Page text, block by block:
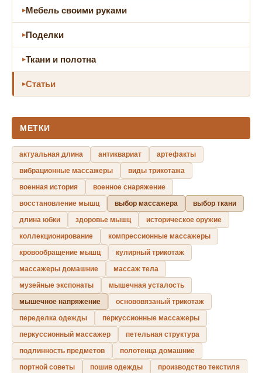
Мебель своими руками
Поделки
Ткани и полотна
Статьи
МЕТКИ
актуальная длина антиквариат
артефакты
вибрационные массажеры
виды трикотажа
военная история
военное снаряжение
восстановление мышц
выбор массажера
выбор ткани
длина юбки
здоровье мышц
историческое оружие
коллекционирование
компрессионные массажеры
кровообращение мышц
кулирный трикотаж
массажеры домашние
массаж тела
музейные экспонаты
мышечная усталость
мышечное напряжение
основовязаный трикотаж
переделка одежды
перкуссионные массажеры
перкуссионный массажер
петельная структура
подлинность предметов
полотенца домашние
портной советы
пошив одежды
производство текстиля